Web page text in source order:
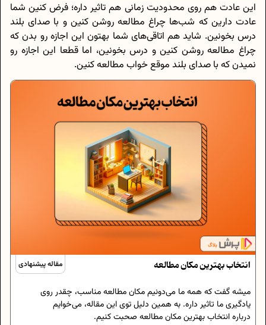
این عادت هم روی محدودیت زمانی هم تاثیر داره؛ فرض کنین شما
عادت دارین که شب‌ها چراغ مطالعه روشن کنین و با صدای بلند
درس بخونین. شاید هم اتاقی‌های شما بهتون این اجازه رو بدن که
چراغ مطالعه روشن کنین و درس بخونین، اما قطعا این اجازه رو
نمیدن که با صدای بلند موقع خواب مطالعه کنین.
مقاله پیشنهادی انتخاب بهترین مکان مطالعه
میشه گفت که همه ما می‌دونیم مکان مطالعه مناسب، چقدر روی
یادگیری ما تاثیر داره. به همین دلیل توی این مقاله، می‌خوایم
درباره انتخاب بهترین مکان مطالعه صحبت کنیم.